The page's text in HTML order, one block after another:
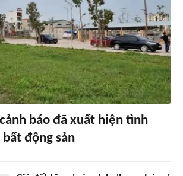
báo đã xuất hiện tình
động sản